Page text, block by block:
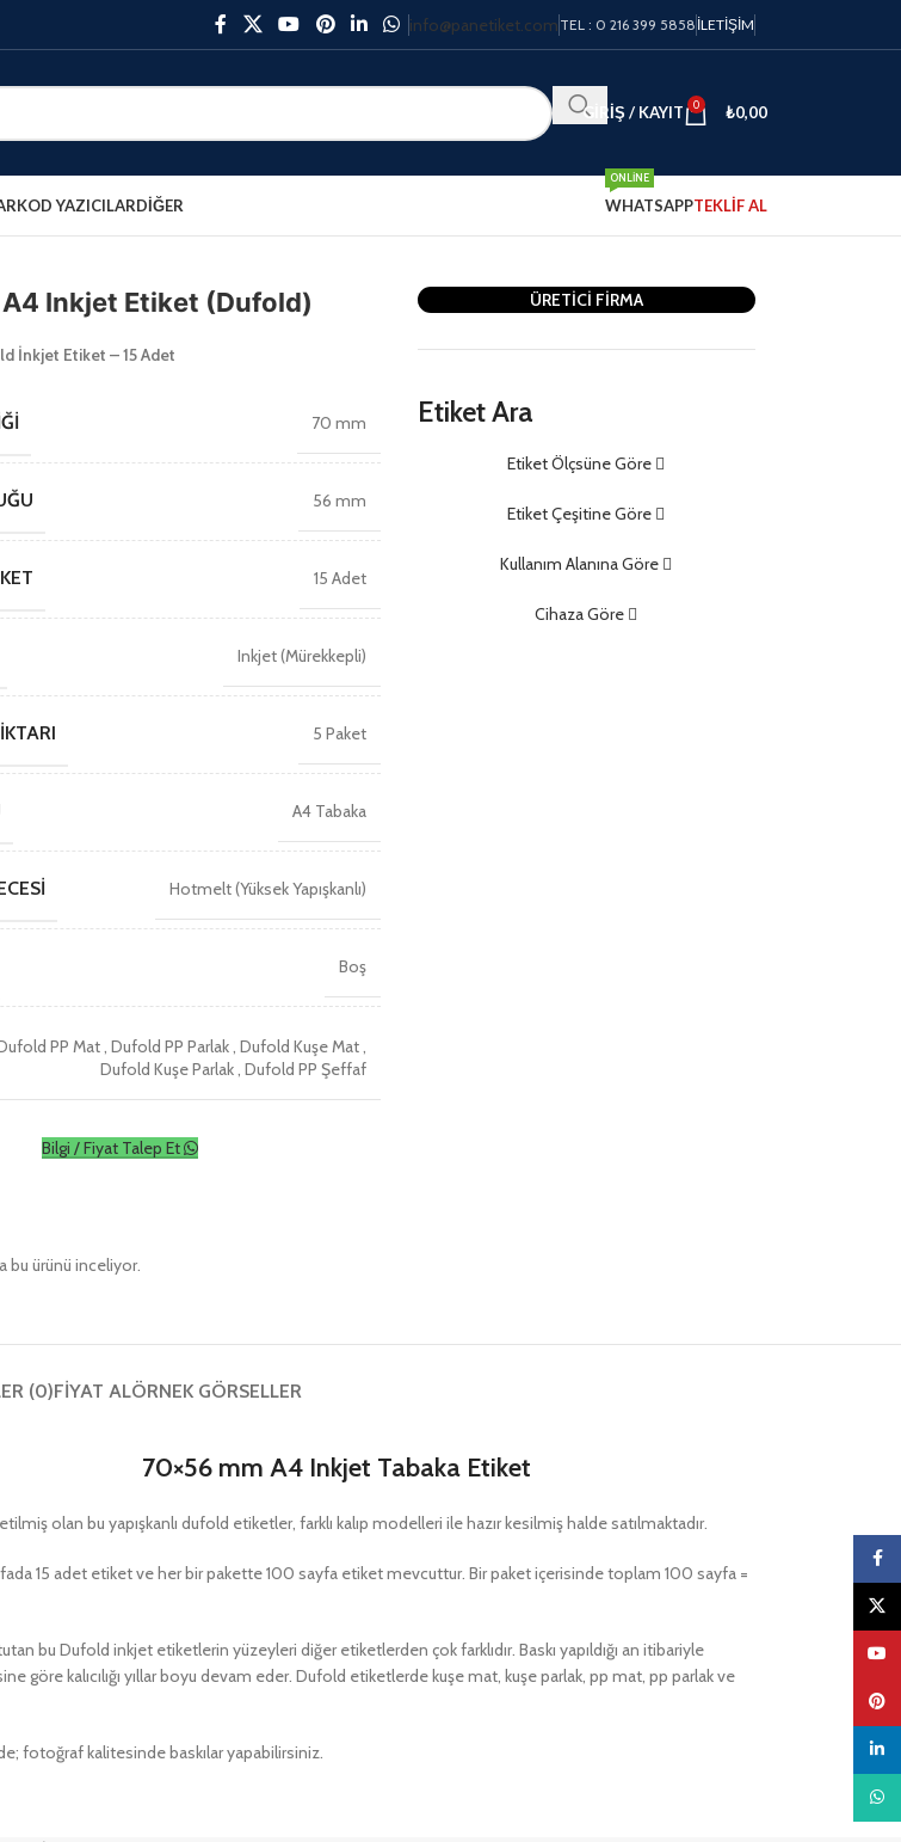
info@panetiket.com TEL : 0 216 399 5858 İLETIŞIM
GIRIŞ / KAYIT 0 ₺0,00
YAZICILARDIĞER WHATSAPP
ONLINE
TEKLİF AL
Inkjet Etiket (Dufold)
İnkjet Etiket – 15 Adet
70 mm
56 mm
15 Adet
Inkjet (Mürekkepli)
5 Paket
A4 Tabaka
Hotmelt (Yüksek Yapışkanlı)
Boş
PP Mat ,Dufold PP Parlak ,Dufold Kuşe Mat
Dufold Kuşe Parlak ,Dufold PP Şeffaf
Bilgi / Fiyat Talep Et
bu ürünü inceliyor.
ÜRETİCİ FİRMA
Etiket Ara
Etiket Ölçsüne Göre
Etiket Çeşitine Göre
Kullanım Alanına Göre
Cihaza Göre
(0)FIYAT ALÖRNEK GÖRSELLER
70×56 mm A4 Inkjet Tabaka Etiket
olan bu yapışkanlı dufold etiketler, farklı kalıp modelleri ile hazır kesilmiş halde satılmaktadır.
15 adet etiket ve her bir pakette 100 sayfa etiket mevcuttur. Bir paket içerisinde toplam 100 sayfa =
bu Dufold inkjet etiketlerin yüzeyleri diğer etiketlerden çok farklıdır. Baskı yapıldığı an itibariyle
göre kalıcılığı yıllar boyu devam eder. Dufold etiketlerde kuşe mat, kuşe parlak, pp mat, pp parlak ve
fotoğraf kalitesinde baskılar yapabilirsiniz.